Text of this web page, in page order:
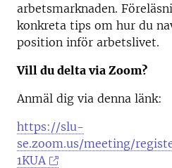
arbetsmarknaden.
konkreta tips om hur du
position inför arbetslivet.
Vill du delta via Zoom?
Anmäl dig via denna länk:
https://slu-
se.zoom.us/meeting/
1KUA